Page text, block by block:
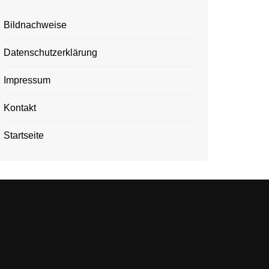
Bildnachweise
Datenschutzerklärung
Impressum
Kontakt
Startseite